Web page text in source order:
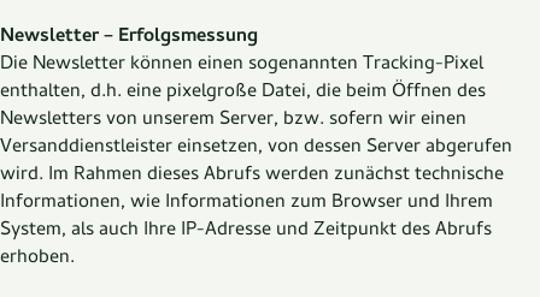
Newsletter – Erfolgsmessung
Die Newsletter können einen sogenannten Tracking-Pixel
enthalten, d.h. eine pixelgroße Datei, die beim Öffnen des
Newsletters von unserem Server, bzw. sofern wir einen
Versanddienstleister einsetzen, von dessen Server abgerufen
wird. Im Rahmen dieses Abrufs werden zunächst technische
Informationen, wie Informationen zum Browser und Ihrem
System, als auch Ihre IP-Adresse und Zeitpunkt des Abrufs
erhoben.